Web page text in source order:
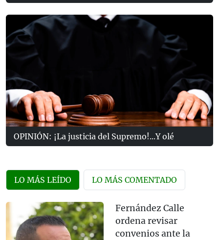
OPINIÓN: ¡La justicia del Supremo!...Y olé
LO MÁS LEÍDO LO MÁS COMENTADO
Fernández Calle
ordena revisar
convenios ante la